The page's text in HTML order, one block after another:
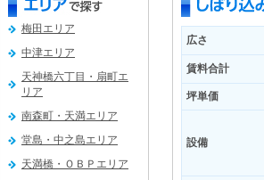
梅田エリア
中津エリア
天神橋六丁目・扇町エ
リア
南森町・天満エリア
堂島・中之島エリア
天満橋・ＯＢＰエリア
広さ
賃料合計
坪単価
設備